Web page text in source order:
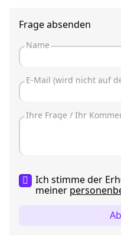
Frage absenden
Ich stimme der
meiner